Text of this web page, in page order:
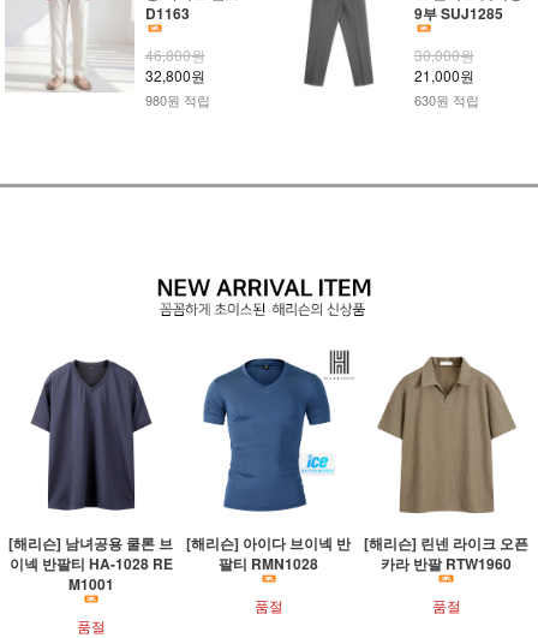
D1163
46,800원
32,800원
980원 적립
9부 SUJ1285
30,000원
21,000원
630원 적립
[해리슨] 남녀공용 쿨론 브
이넥 반팔티 HA-1028 RE
M1001
품절
[해리슨] 아이다 브이넥 반
팔티 RMN1028
품절
[해리슨] 린넨 라이크 오픈
카라 반팔 RTW1960
품절